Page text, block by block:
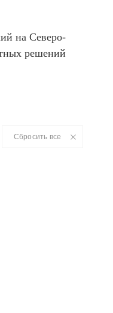
на Северо-
решений
Сбросить все